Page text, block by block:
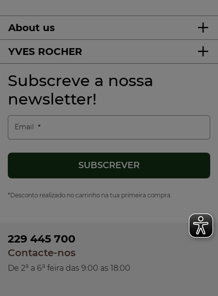
About us
YVES ROCHER
Subscreve a nossa
newsletter!
Email
*Desconto realizado no carrinho na tua primeira compra.
229 445 700
Contacte-nos
De 2a a 6a feira das 9:00 as 18:00